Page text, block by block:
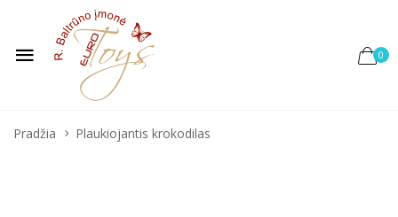
0
Pradžia Plaukiojantis krokodilas